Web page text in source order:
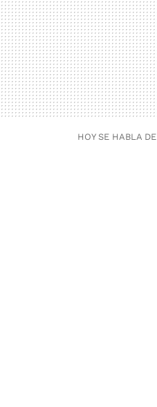
HOY SE HABLA DE